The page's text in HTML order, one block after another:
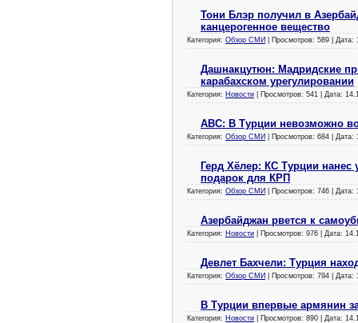
Тони Блэр получил в
канцерогенное вещество
Категория: Обзор СМИ | Просмотров: 589 | Дата:
Дашнакцутюн: Мадридские
карабахском урегулировании
Категория: Новости | Просмотров: 541 | Дата:
ABC: В Турции невозможно
Категория: Обзор СМИ | Просмотров: 684 | Дата:
Герд Хёлер: КС Турции нанес
подарок для КРП
Категория: Обзор СМИ | Просмотров: 746 | Дата:
Азербайджан рвется к
Категория: Новости | Просмотров: 976 | Дата:
Девлет Бахчели: Турция
Категория: Обзор СМИ | Просмотров: 794 | Дата:
В Турции впервые армянин
Категория: Новости | Просмотров: 890 | Дата: